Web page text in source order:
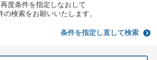
再度条件を指定しなおして
の検索をお願いいたします。
条件を指定し直して検索